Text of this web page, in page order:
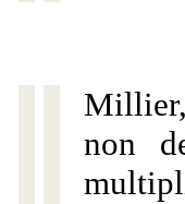
non